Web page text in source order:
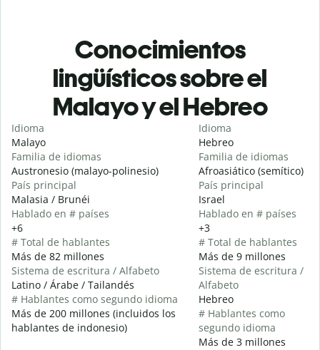
Conocimientos
lingüísticos sobre el
Malayo y el Hebreo
Idioma
Malayo
Familia de idiomas
Austronesio (malayo-polinesio)
País principal
Malasia / Brunéi
Hablado en # países
+6
# Total de hablantes
Más de 82 millones
Sistema de escritura / Alfabeto
Latino / Árabe / Tailandés
# Hablantes como segundo idioma
Más de 200 millones (incluidos los
hablantes de indonesio)
Idioma
Hebreo
Familia de idiomas
Afroasiático (semítico)
País principal
Israel
Hablado en # países
+3
# Total de hablantes
Más de 9 millones
Sistema de escritura /
Alfabeto
Hebreo
# Hablantes como
segundo idioma
Más de 3 millones